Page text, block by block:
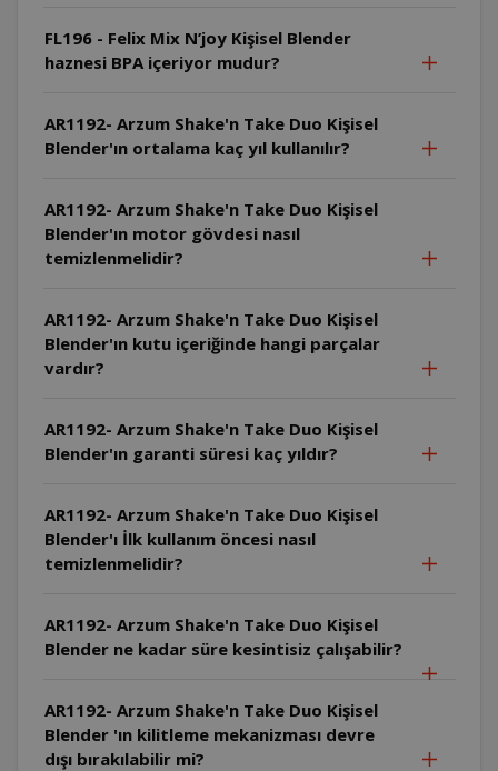
FL196 - Felix Mix N’joy Kişisel Blender
haznesi BPA içeriyor mudur?
AR1192- Arzum Shake'n Take Duo Kişisel
Blender'ın ortalama kaç yıl kullanılır?
AR1192- Arzum Shake'n Take Duo Kişisel
Blender'ın motor gövdesi nasıl
temizlenmelidir?
AR1192- Arzum Shake'n Take Duo Kişisel
Blender'ın kutu içeriğinde hangi parçalar
vardır?
AR1192- Arzum Shake'n Take Duo Kişisel
Blender'ın garanti süresi kaç yıldır?
AR1192- Arzum Shake'n Take Duo Kişisel
Blender'ı İlk kullanım öncesi nasıl
temizlenmelidir?
AR1192- Arzum Shake'n Take Duo Kişisel
Blender ne kadar süre kesintisiz çalışabilir?
AR1192- Arzum Shake'n Take Duo Kişisel
Blender 'ın kilitleme mekanizması devre
dışı bırakılabilir mi?